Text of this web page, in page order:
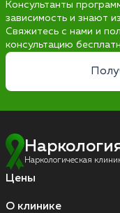
Консультанты
зависимость и знают
Свяжитесь с нами и
консультацию
Наркологическая
Цены
О клинике